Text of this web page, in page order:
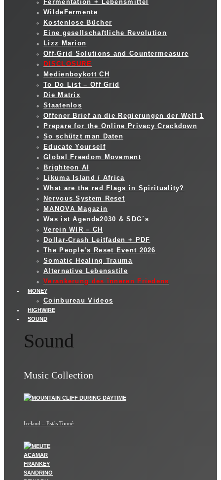
Fermentation + Lebensmittel
WildeFermente
Kostenlose Bücher
Eine gesellschaftliche Revolution
Lizz Marion
Off-Grid Solutions and Countermeasure
DISCLOSURE
Medienboykott CH
To Do List – Off Grid
Die Matrix
Staatenlos
Offener Brief an die Regierungen der Welt 1
Prepare for the Online Privacy Crackdown
So schützt man Daten
Educate Yourself
Global Freedom Movement
Brighteon AI
Likuma Island / Africa
What are the red Flags in Spirituality?
Nervous System Reset
MANOVA Magazin
Was ist Agenda2030 & SDG´s
Verein WIR – CH
Dollar-Crash Leitfaden + PDF
The People’s Reset Event 2026
Somatic Healing Trauma
Alternative Lebensstile
Verankerung des inneren Friedens
MONEY
Coinbureau Videos
HIGHWIRE
SOUND
Sound
Music Collection
Iceland – Estás Tonné